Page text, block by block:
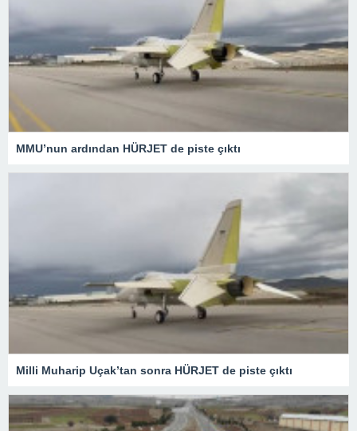
MMU’nun ardından HÜRJET de piste çıktı
Milli Muharip Uçak’tan sonra HÜRJET de piste çıktı